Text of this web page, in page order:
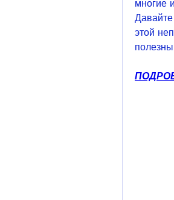
многие
этой